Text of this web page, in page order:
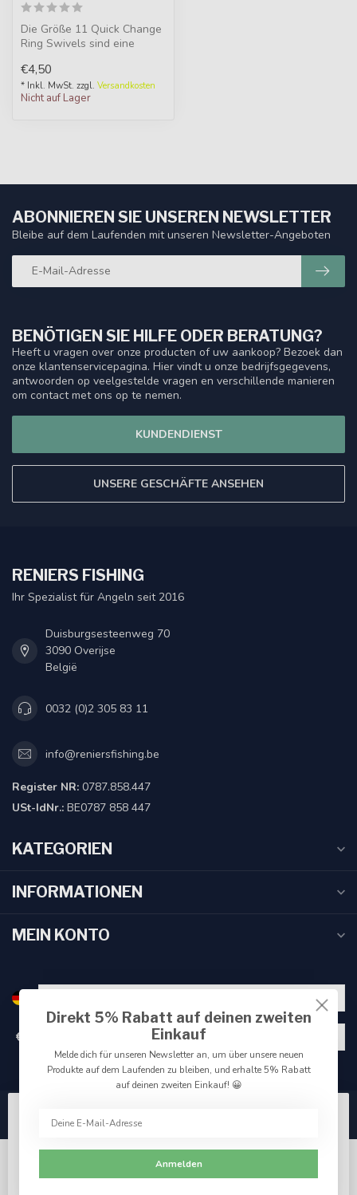
Die Größe 11 Quick Change
Ring Swivels sind eine
...
€4,50
* Inkl. MwSt. zzgl. Versandkosten
Nicht auf Lager
BENÖTIGEN SIE HILFE ODER BERATUNG?
Heeft u vragen over onze producten of uw aankoop? Bezoek dan
onze klantenservicepagina. Hier vindt u onze bedrijfsgegevens,
antwoorden op veelgestelde vragen en verschillende manieren
om contact met ons op te nemen.
KUNDENDIENST
UNSERE GESCHÄFTE ANSEHEN
ABONNIEREN SIE UNSEREN NEWSLETTER
Bleibe auf dem Laufenden mit unseren Newsletter-Angeboten
RENIERS FISHING
Ihr Spezialist für Angeln seit 2016
Duisburgsesteenweg 70
3090 Overijse
België
0032 (0)2 305 83 11
info@reniersfishing.be
Register NR: 0787.858.447
USt-IdNr.: BE0787 858 447
KATEGORIEN
INFORMATIONEN
MEIN KONTO
€
Verwendung von Cookies, um das beste Seitenerlebnis
zu erzielen.
Ja
Direkt 5% Rabatt auf deinen zweiten
Einkauf
Melde dich für unseren Newsletter an, um über unsere neuen
Produkte auf dem Laufenden zu bleiben, und erhalte 5% Rabatt
auf deinen zweiten Einkauf! 😀
Anmelden